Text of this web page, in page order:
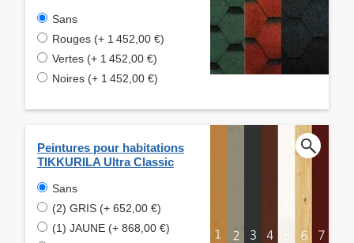
Sans
Rouges (+ 1 452,00 €)
Vertes (+ 1 452,00 €)
Noires (+ 1 452,00 €)
Peintures pour habitations
TIKKURILA Ultra Classic
Sans
(2) GRIS (+ 652,00 €)
(1) JAUNE (+ 868,00 €)